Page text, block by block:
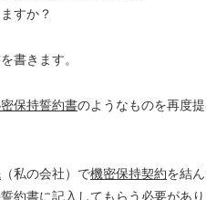
すか？
書きます。
保持誓約書のようなものを再度
（私の会社）で機密保持契約を結ん
約書に記入してもらう必要があ